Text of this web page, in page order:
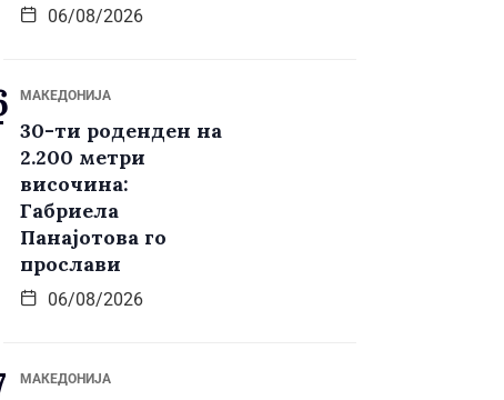
06/08/2026
МАКЕДОНИЈА
30-ти роденден на
2.200 метри
височина:
Габриела
Панајотова го
прослави
06/08/2026
МАКЕДОНИЈА